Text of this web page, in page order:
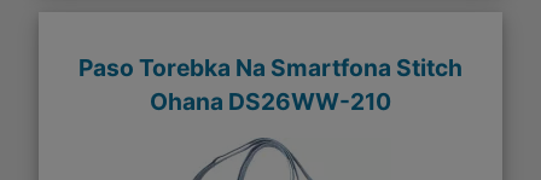
Paso Torebka Na Smartfona Stitch
Ohana DS26WW-210